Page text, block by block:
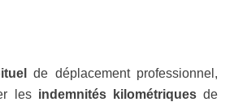
de déplacement professionnel,
les indemnités kilométriquesde